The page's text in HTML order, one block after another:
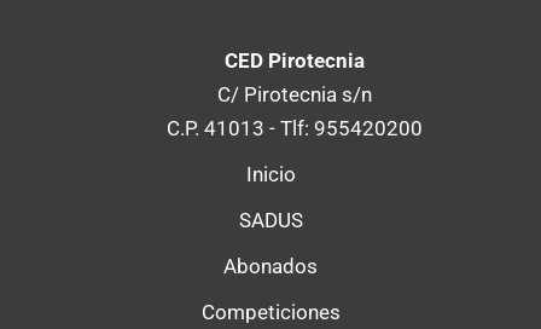
CED Pirotecnia
C/ Pirotecnia s/n
C.P. 41013 - Tlf: 955420200
Inicio
SADUS
Abonados
Competiciones